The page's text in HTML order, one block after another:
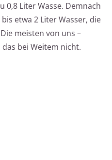
0,8 Liter Wasse. Demnach
etwa 2 Liter Wasser, die
meisten von uns –
bei Weitem nicht.